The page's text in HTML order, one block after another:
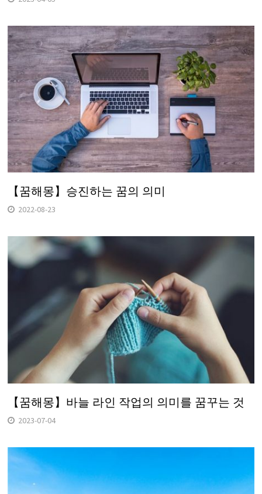
【꿈해몽】승진하는 꿈의 의미
2022-08-23
【꿈해몽】바늘 라인 작업의 의미를 꿈꾸는 것
2023-07-04